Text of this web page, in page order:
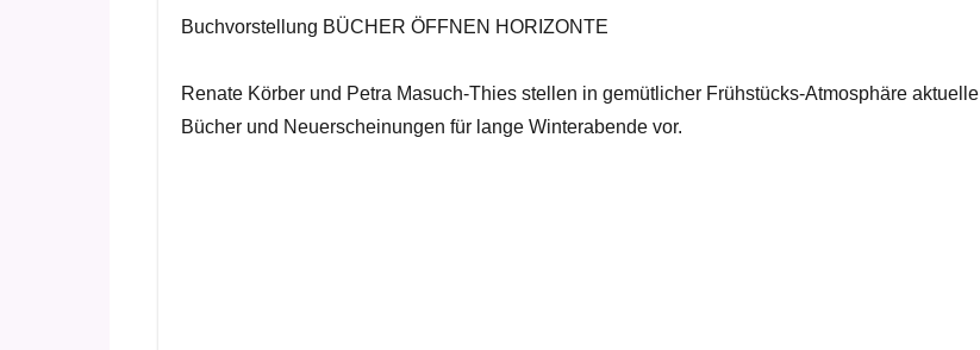
Buchvorstellung BÜCHER ÖFFNEN HORIZONTE
Renate Körber und Petra Masuch-Thies stellen in gemütlicher Frühstücks-Atmosphäre aktuelle
Bücher und Neuerscheinungen für lange Winterabende vor.